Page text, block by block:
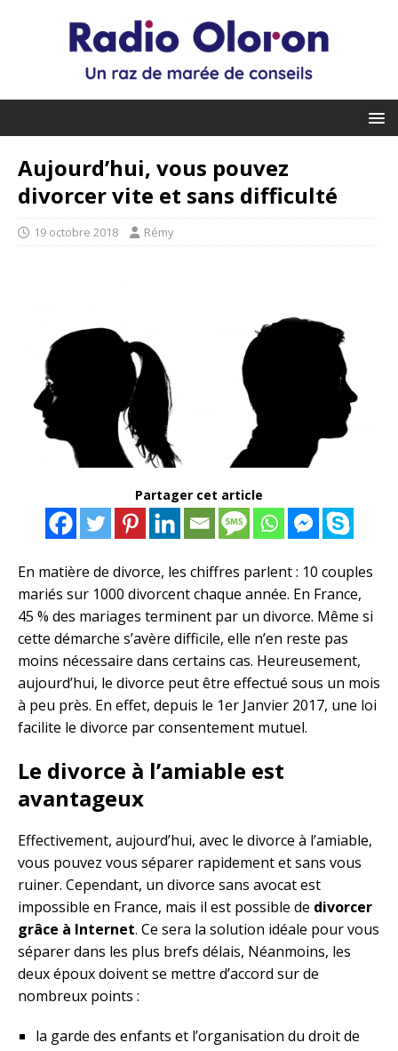
Aujourd’hui, vous pouvez
divorcer vite et sans difficulté
19 octobre 2018 Rémy
Partager cet article
En matière de divorce, les chiffres parlent : 10 couples
mariés sur 1000 divorcent chaque année. En France,
45 % des mariages terminent par un divorce. Même si
cette démarche s’avère difficile, elle n’en reste pas
moins nécessaire dans certains cas. Heureusement,
aujourd’hui, le divorce peut être effectué sous un mois
à peu près. En effet, depuis le 1er Janvier 2017, une loi
facilite le divorce par consentement mutuel.
Le divorce à l’amiable est
avantageux
Effectivement, aujourd’hui, avec le divorce à l’amiable,
vous pouvez vous séparer rapidement et sans vous
ruiner. Cependant, un divorce sans avocat est
impossible en France, mais il est possible de divorcer
grâce à Internet. Ce sera la solution idéale pour vous
séparer dans les plus brefs délais, Néanmoins, les
deux époux doivent se mettre d’accord sur de
nombreux points :
la garde des enfants et l’organisation du droit de